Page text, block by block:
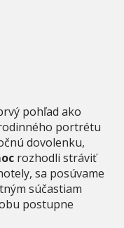
pohľad ako
portrétu
dovolenku,
rozhodli stráviť
sa posúvame
súčastiam
postupne